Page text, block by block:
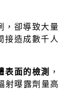
，卻導致大量
接造成數千人
表面的檢測 ，
射曝露劑量高